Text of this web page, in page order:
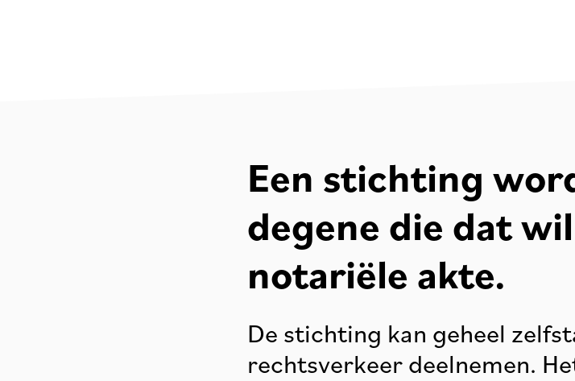
Een stichting
degene die dat
notariële akte.
De stichting kan geheel
rechtsverkeer deelnemen.